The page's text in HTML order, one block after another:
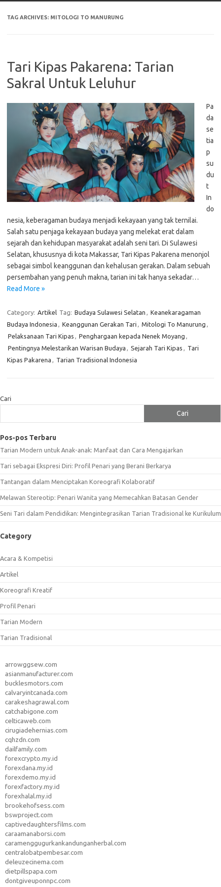
TAG ARCHIVES: MITOLOGI TO MANURUNG
Tari Kipas Pakarena: Tarian
Sakral Untuk Leluhur
Pa
da
se
tia
p
su
du
t
In
do
nesia, keberagaman budaya menjadi kekayaan yang tak ternilai.
Salah satu penjaga kekayaan budaya yang melekat erat dalam
sejarah dan kehidupan masyarakat adalah seni tari. Di Sulawesi
Selatan, khususnya di kota Makassar, Tari Kipas Pakarena menonjol
sebagai simbol keanggunan dan kehalusan gerakan. Dalam sebuah
persembahan yang penuh makna, tarian ini tak hanya sekadar…
Read More »
Category: Artikel Tag: Budaya Sulawesi Selatan , Keanekaragaman
Budaya Indonesia , Keanggunan Gerakan Tari , Mitologi To Manurung ,
Pelaksanaan Tari Kipas , Penghargaan kepada Nenek Moyang ,
Pentingnya Melestarikan Warisan Budaya , Sejarah Tari Kipas , Tari
Kipas Pakarena , Tarian Tradisional Indonesia
Cari
Cari
Pos-pos Terbaru
Tarian Modern untuk Anak-anak: Manfaat dan Cara Mengajarkan
Tari sebagai Ekspresi Diri: Profil Penari yang Berani Berkarya
Tantangan dalam Menciptakan Koreografi Kolaboratif
Melawan Stereotip: Penari Wanita yang Memecahkan Batasan Gender
Seni Tari dalam Pendidikan: Mengintegrasikan Tarian Tradisional ke Kurikulum
Category
Acara & Kompetisi
Artikel
Koreografi Kreatif
Profil Penari
Tarian Modern
Tarian Tradisional
arrowggsew.com
asianmanufacturer.com
bucklesmotors.com
calvaryintcanada.com
carakeshagrawal.com
catchabigone.com
celticaweb.com
cirugiadehernias.com
cqhzdn.com
dailfamily.com
forexcrypto.my.id
forexdana.my.id
forexdemo.my.id
forexfactory.my.id
forexhalal.my.id
brookehofsess.com
bswproject.com
captivedaughtersfilms.com
caraamanaborsi.com
caramenggugurkankandunganherbal.com
centralobatpembesar.com
deleuzecinema.com
dietpillspapa.com
dontgiveuponnpc.com